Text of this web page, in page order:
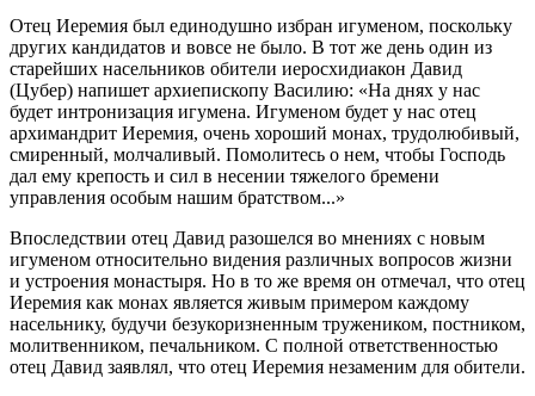
Отец Иеремия был единодушно избран игуменом, поскольку
других кандидатов и вовсе не было. В тот же день один из
старейших насельников обители иеросхидиакон Давид
(Цубер) напишет архиепископу Василию: «На днях у нас
будет интронизация игумена. Игуменом будет у нас отец
архимандрит Иеремия, очень хороший монах, трудолюбивый,
смиренный, молчаливый. Помолитесь о нем, чтобы Господь
дал ему крепость и сил в несении тяжелого бремени
управления особым нашим братством...»
Впоследствии отец Давид разошелся во мнениях с новым
игуменом относительно видения различных вопросов жизни
и устроения монастыря. Но в то же время он отмечал, что отец
Иеремия как монах является живым примером каждому
насельнику, будучи безукоризненным тружеником, постником,
молитвенником, печальником. С полной ответственностью
отец Давид заявлял, что отец Иеремия незаменим для обители.